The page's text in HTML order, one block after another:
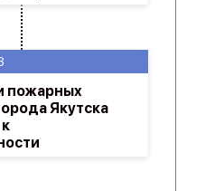
пожарных
Якутска